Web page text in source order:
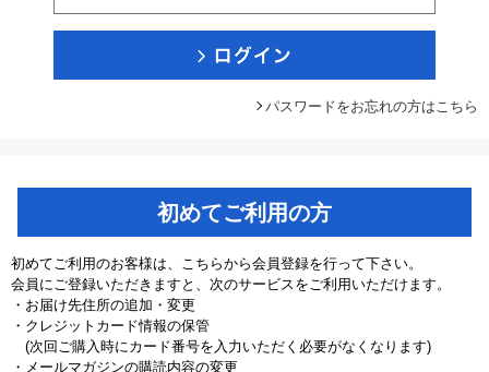
パスワードをお忘れの方はこちら
初めてご利用の方
初めてご利用のお客様は、こちらから会員登録を行って下さい。
会員にご登録いただきますと、次のサービスをご利用いただけます。
・お届け先住所の追加・変更
・クレジットカード情報の保管
(次回ご購入時にカード番号を入力いただく必要がなくなります)
・メールマガジンの購読内容の変更